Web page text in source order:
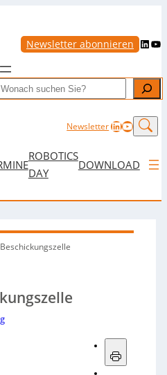
Newsletter abonnieren LinkedIn YouTube
Search
NewsletterLinkedIn
ROBOTICS
DAY
DOWNLOAD